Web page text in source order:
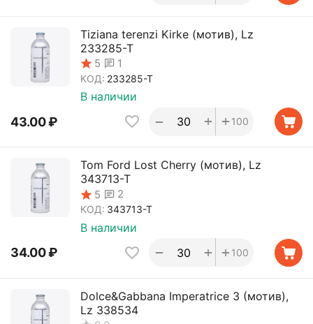
Tiziana terenzi Kirke (мотив), Lz
233285-T
5 1
КОД: 233285-T
В наличии
43.00₽ + 100
+
−
Tom Ford Lost Cherry (мотив), Lz
343713-T
5 2
КОД: 343713-T
В наличии
34.00₽ + 100
+
−
Dolce&Gabbana Imperatrice 3 (мотив),
Lz 338534